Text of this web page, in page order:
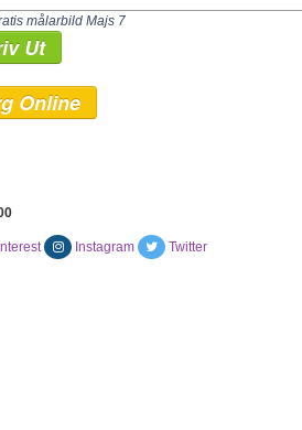
målarbild Majs 7
Ut
Online
Instagram Twitter